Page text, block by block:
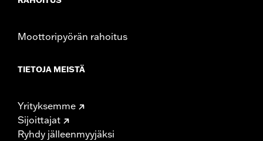
Moottoripyörän rahoitus
TIETOJA MEISTÄ
Yrityksemme
Sijoittajat
Ryhdy jälleenmyyjäksi